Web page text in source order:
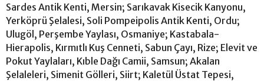
Sardes Antik Kenti, Mersin; Sarıkavak Kisecik Kanyonu,
Yerköprü Şelalesi, Soli Pompeipolis Antik Kenti, Ordu;
Ulugöl, Perşembe Yaylası, Osmaniye; Kastabala-
Hierapolis, Kırmıtlı Kuş Cenneti, Sabun Çayı, Rize; Elevit ve
Pokut Yaylaları, Kıble Dağı Camii, Samsun; Akalan
Şelaleleri, Simenit Gölleri, Siirt; Kaletül Üstat Tepesi,